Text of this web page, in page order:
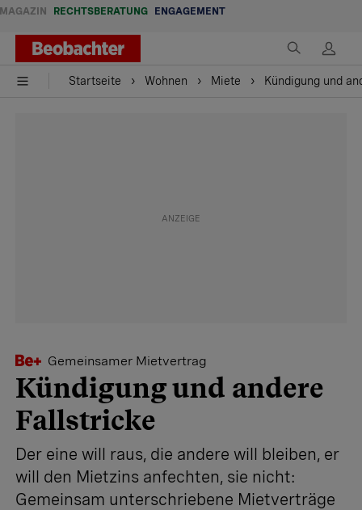
MAGAZIN RECHTSBERATUNG ENGAGEMENT
Startseite Wohnen Miete Kündigung und
Gemeinsamer Mietvertrag
Kündigung und andere
Fallstricke
Der eine will raus, die andere will bleiben, er
will den Mietzins anfechten, sie nicht:
Gemeinsam unterschriebene Mietverträge